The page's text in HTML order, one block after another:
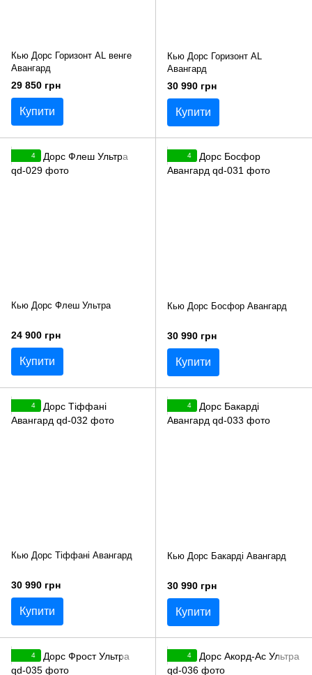
Кью Дорс Горизонт AL венге
Авангард
29 850 грн
Купити
Кью Дорс Горизонт AL
Авангард
30 990 грн
Купити
4
Кью Дорс Флеш Ультра
24 900 грн
Купити
4
Кью Дорс Босфор Авангард
30 990 грн
Купити
4
Кью Дорс Тіффані Авангард
30 990 грн
Купити
4
Кью Дорс Бакарді Авангард
30 990 грн
Купити
4 4